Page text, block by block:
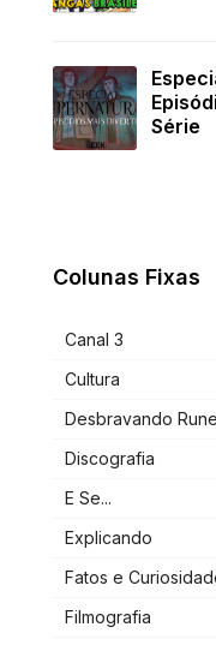
Série
Colunas Fixas
Canal 3
Cultura
Desbravando
Discografia
E Se...
Explicando
Fatos e
Filmografia